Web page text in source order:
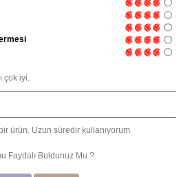
çok iyi.
ürün. Uzun süredir kullanıyorum
Faydalı Buldunuz Mu ?